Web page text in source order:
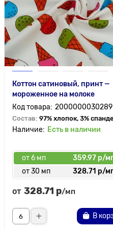
Коттон сатиновый, принт —
мороженное на молоке
2000000030289
Состав: 97% хлопок, 3%
Есть в наличии
от 6 мп
359.97 р/
от 30 мп
328.71 р/
от 328.71 р/мп
В